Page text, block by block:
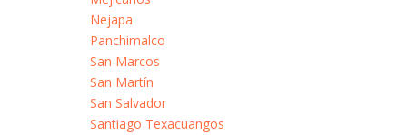
Nejapa
Panchimalco
San Marcos
San Martín
San Salvador
Santiago Texacuangos